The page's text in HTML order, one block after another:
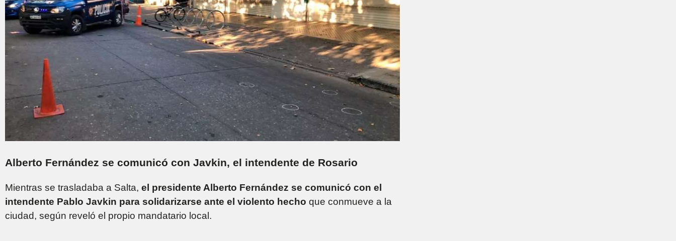
Alberto Fernández se comunicó con Javkin, el intendente de Rosario
Mientras se trasladaba a Salta, el presidente Alberto Fernández se comunicó con el
intendente Pablo Javkin para solidarizarse ante el violento hecho que conmueve a la
ciudad, según reveló el propio mandatario local.